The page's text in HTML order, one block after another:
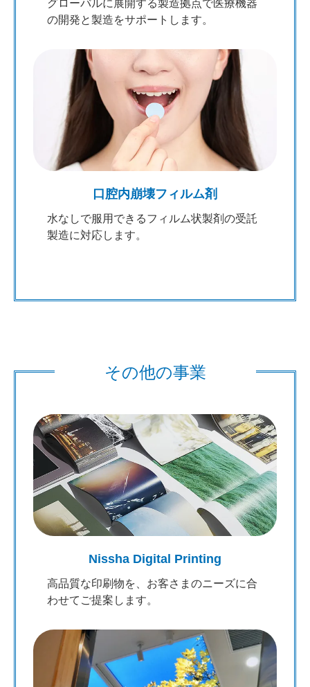
グローバルに展開する製造拠点で医療機器
の開発と製造をサポートします。
口腔内崩壊フィルム剤
水なしで服用できるフィルム状製剤の受託
製造に対応します。
その他の事業
Nissha Digital Printing
高品質な印刷物を、お客さまのニーズに合
わせてご提案します。